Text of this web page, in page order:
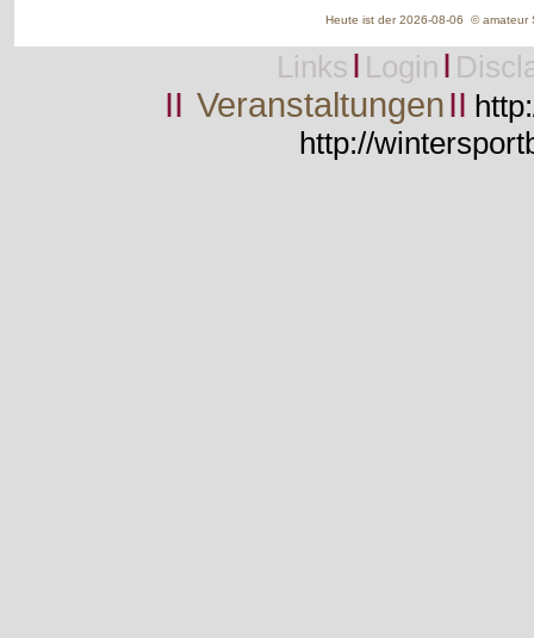
Heute ist der 2026-08-06 © amateur
Links I Login I
II VeranstaltungenII
http://